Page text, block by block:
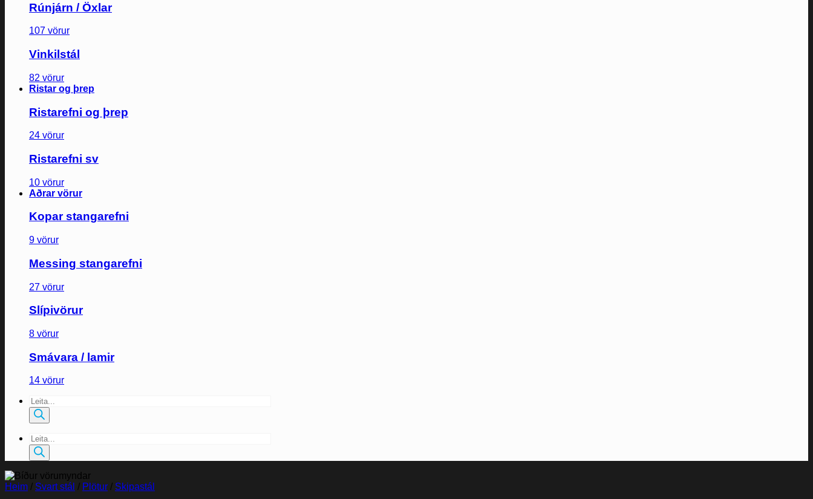
Rúnjárn / Öxlar
107 vörur
Vinkilstál
82 vörur
Ristar og þrep
Ristarefni og þrep
24 vörur
Ristarefni sv
10 vörur
Aðrar vörur
Kopar stangarefni
9 vörur
Messing stangarefni
27 vörur
Slípivörur
8 vörur
Smávara / lamir
14 vörur
Products
search
Products
search
Heim / Svart stál / Plötur / Skipastál